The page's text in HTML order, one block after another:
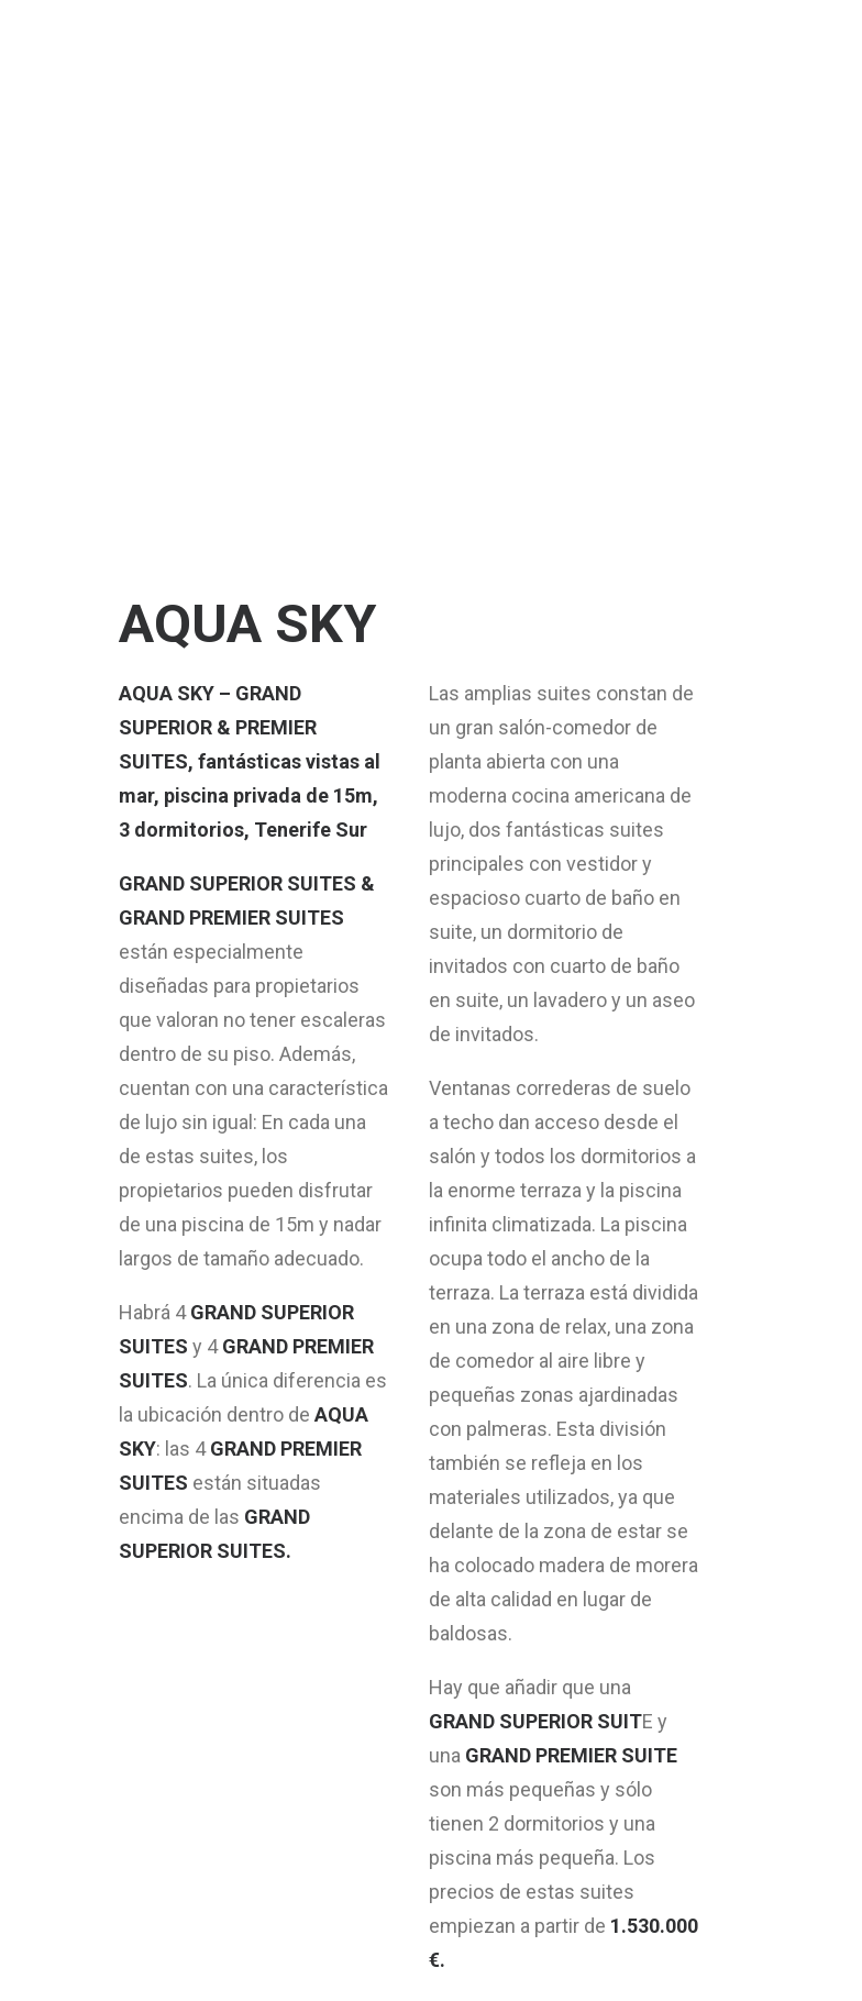
AQUA SKY
AQUA SKY – GRAND
SUPERIOR & PREMIER
SUITES, fantásticas vistas al
mar, piscina privada de 15m,
3 dormitorios, Tenerife Sur
GRAND SUPERIOR SUITES &
GRAND PREMIER SUITES
están especialmente
diseñadas para propietarios
que valoran no tener escaleras
dentro de su piso. Además,
cuentan con una característica
de lujo sin igual: En cada una
de estas suites, los
propietarios pueden disfrutar
de una piscina de 15m y nadar
largos de tamaño adecuado.
Habrá 4GRAND SUPERIOR
SUITES y 4GRAND PREMIER
SUITES. La única diferencia es
la ubicación dentro de AQUA
SKY: las 4GRAND PREMIER
SUITES están situadas
encima de las GRAND
SUPERIOR SUITES.
Las amplias suites constan de
un gran salón-comedor de
planta abierta con una
moderna cocina americana de
lujo, dos fantásticas suites
principales con vestidor y
espacioso cuarto de baño en
suite, un dormitorio de
invitados con cuarto de baño
en suite, un lavadero y un aseo
de invitados.
Ventanas correderas de suelo
a techo dan acceso desde el
salón y todos los dormitorios a
la enorme terraza y la piscina
infinita climatizada. La piscina
ocupa todo el ancho de la
terraza. La terraza está dividida
en una zona de relax, una zona
de comedor al aire libre y
pequeñas zonas ajardinadas
con palmeras. Esta división
también se refleja en los
materiales utilizados, ya que
delante de la zona de estar se
ha colocado madera de morera
de alta calidad en lugar de
baldosas.
Hay que añadir que una
GRAND SUPERIOR SUITE y
una GRAND PREMIER SUITE
son más pequeñas y sólo
tienen 2 dormitorios y una
piscina más pequeña. Los
precios de estas suites
empiezan a partir de 1.530.000
€.